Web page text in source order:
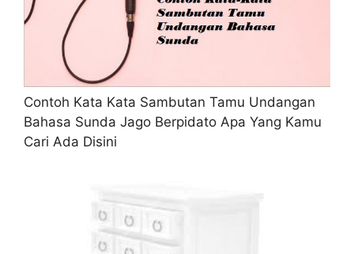
Contoh Kata Kata Sambutan Tamu Undangan
Bahasa Sunda Jago Berpidato Apa Yang Kamu
Cari Ada Disini